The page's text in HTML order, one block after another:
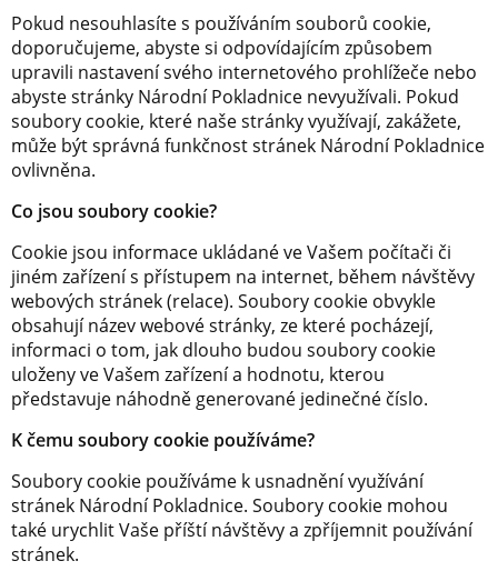
Pokud nesouhlasíte s používáním souborů cookie,
doporučujeme, abyste si odpovídajícím způsobem
upravili nastavení svého internetového prohlížeče nebo
abyste stránky Národní Pokladnice nevyužívali. Pokud
soubory cookie, které naše stránky využívají, zakážete,
může být správná funkčnost stránek Národní Pokladnice
ovlivněna.
Co jsou soubory cookie?
Cookie jsou informace ukládané ve Vašem počítači či
jiném zařízení s přístupem na internet, během návštěvy
webových stránek (relace). Soubory cookie obvykle
obsahují název webové stránky, ze které pocházejí,
informaci o tom, jak dlouho budou soubory cookie
uloženy ve Vašem zařízení a hodnotu, kterou
představuje náhodně generované jedinečné číslo.
K čemu soubory cookie používáme?
Soubory cookie používáme k usnadnění využívání
stránek Národní Pokladnice. Soubory cookie mohou
také urychlit Vaše příští návštěvy a zpříjemnit používání
stránek.